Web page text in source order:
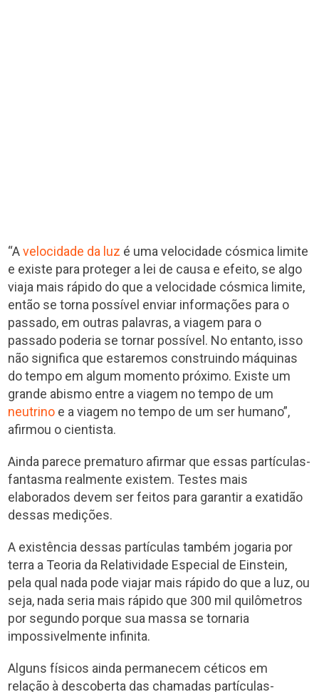
“Avelocidade da luz é uma velocidade cósmica limite
e existe para proteger a lei de causa e efeito, se algo
viaja mais rápido do que a velocidade cósmica limite,
então se torna possível enviar informações para o
passado, em outras palavras, a viagem para o
passado poderia se tornar possível. No entanto, isso
não significa que estaremos construindo máquinas
do tempo em algum momento próximo. Existe um
grande abismo entre a viagem no tempo de um
neutrino e a viagem no tempo de um ser humano”,
afirmou o cientista.
Ainda parece prematuro afirmar que essas partículas-
fantasma realmente existem. Testes mais
elaborados devem ser feitos para garantir a exatidão
dessas medições.
A existência dessas partículas também jogaria por
terra a Teoria da Relatividade Especial de Einstein,
pela qual nada pode viajar mais rápido do que a luz, ou
seja, nada seria mais rápido que 300 mil quilômetros
por segundo porque sua massa se tornaria
impossivelmente infinita.
Alguns físicos ainda permanecem céticos em
relação à descoberta das chamadas partículas-